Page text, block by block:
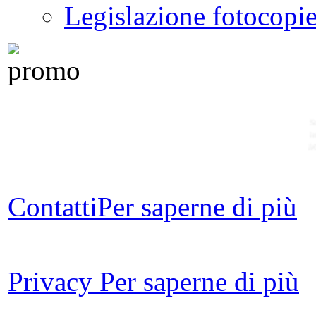
Legislazione
ContattiPer saperne di più
Privacy Per saperne di più